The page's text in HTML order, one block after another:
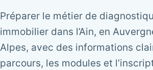
Préparer le métier de
immobilier dans l’Ain, en
Alpes, avec des informations
parcours, les modules et